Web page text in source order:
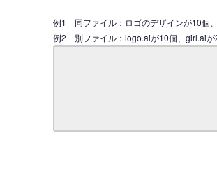
例1 同ファイル：ロゴのデザインが10個
例2 別ファイル：logo.aiが10個、girl.aiが